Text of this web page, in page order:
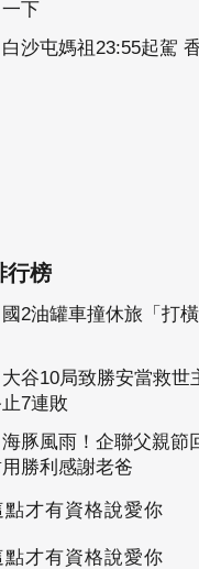
一下
沙屯媽祖23:55起駕
行榜
2油罐車撞休旅「打
谷10局致勝安當救世
7連敗
豚風雨！企聯父親節
勝利感謝老爸
點才有資格說愛你
點才有資格說愛你